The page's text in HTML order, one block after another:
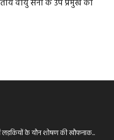
वायु सेना के उप प्रमुख का
के यौन शोषण की खौफनाक...